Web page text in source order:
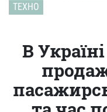
ТЕХНО
В